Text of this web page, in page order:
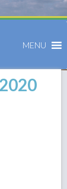
MENU